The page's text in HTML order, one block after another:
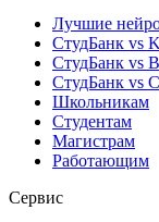
Лучшие
СтудБанк vs
СтудБанк vs
СтудБанк vs
Школьникам
Студентам
Магистрам
Работающим
Сервис